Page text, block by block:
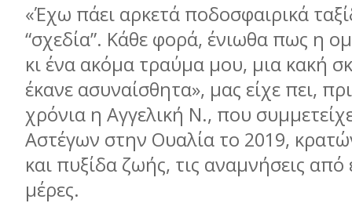
«Έχω πάει αρκετά ποδοσφαιρικά
“σχεδία”. Κάθε φορά, ένιωθα πως η
κι ένα ακόμα τραύμα μου, μια κακή
έκανε ασυναίσθητα», μας είχε πει,
χρόνια η Αγγελική Ν., που
Αστέγων στην Ουαλία το 2019,
και πυξίδα ζωής, τις αναμνήσεις από
μέρες.